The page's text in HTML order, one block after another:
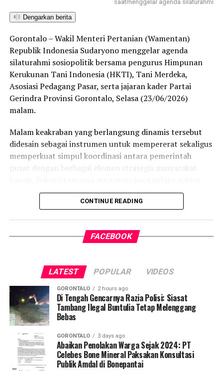
serta dukungan sarana prasarana yang maksimal dari
pemerintah,” tegas politisi senior tersebut.
Lebih lanjut, Sulyanto menyatakan komitmen tegak
lurusnya untuk berjalan beriringan bersama kelompok
tani dalam mewujudkan visi besar ketahanan nasional.
Target jangka panjang ini diselaraskan dengan cetak
biru program pemerintah pusat di bawah komando
Presiden Republik Indonesia untuk mentransformasi
“Saya berkomitmen penuh berdiri bersama para petani
dan bersinergi dengan program Bapak Presiden untuk
terus membangun serta mengokohkan kedaulatan
Konsolidasi ini menjadi momentum krusial dalam
mempererat koordinasi vertikal antara lini pemerintah
pusat, legislatif daerah, serta para aktor utama sektor
pangan nasional dari Bumi Serambi Madinah.
saatmenggelar agenda silaturahmi
Dengarkan berita
Gorontalo – Wakil Menteri Pertanian (Wamentan)
Republik Indonesia Sudaryono menggelar agenda
silaturahmi sosiopolitik bersama pengurus Himpunan
Kerukunan Tani Indonesia (HKTI), Tani Merdeka,
Asosiasi Pedagang Pasar, serta jajaran kader Partai
Gerindra Provinsi Gorontalo, Selasa (23/06/2026)
malam.
Malam keakraban yang berlangsung dinamis tersebut
didesain sebagai instrumen untuk mempererat sekaligus
memperkuat simpul koordinasi antara pemerintah
pusat dengan berbagai elemen strategis masyarakat
hulu pertanian hingga hilir perdagangan di Bumi
disuguhi hidangan rahang tuna bakar, salah satu
pejabat negara dan tamu protokoler yang berkunjung ke
daerah tersebut.
Di hadapan ratusan pasang mata yang memadati area
pertemuan, Wamentan Sudaryono melayangkan rasa
syukur mendalam atas kokohnya komitmen
kebersamaan lintas sektoral yang ditunjukkan oleh
masyarakat Gorontalo.
CONTINUE READING
FACEBOOK
LATEST POPULAR VIDEOS
GORONTALO 2 hours ago
Di Tengah Gencarnya Razia Polisi: Siasat
Tambang Ilegal Buntulia Tetap Melenggang
Bebas
GORONTALO 3 days ago
Abaikan Penolakan Warga Sejak 2024: PT
Celebes Bone Mineral Paksakan Konsultasi
Publik Amdal di Bonepantai